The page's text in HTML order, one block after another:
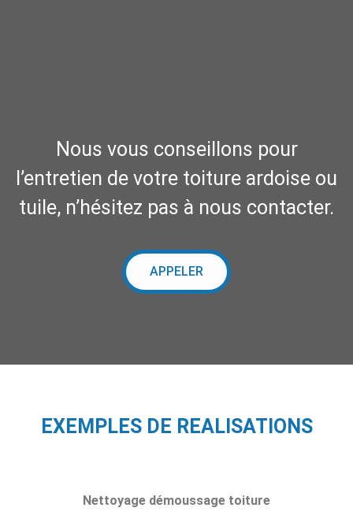
Nous vous conseillons pour
l’entretien de votre toiture ardoise ou
tuile, n’hésitez pas à nous contacter.
APPELER
EXEMPLES DE REALISATIONS
Nettoyage démoussage toiture